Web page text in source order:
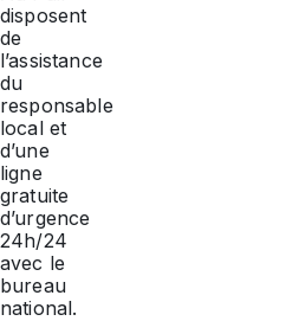
disposent
de
l’assistance
du
responsable
local et
d’une
ligne
gratuite
d’urgence
24h/24
avec le
bureau
national.